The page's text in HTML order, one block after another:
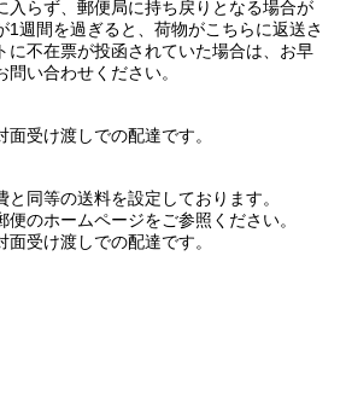
入らず、郵便局に持ち戻りとなる場合が
1週間を過ぎると、荷物がこちらに返送さ
に不在票が投函されていた場合は、お早
い合わせください。
受け渡しでの配達です。
同等の送料を設定しております。
のホームページをご参照ください。
受け渡しでの配達です。